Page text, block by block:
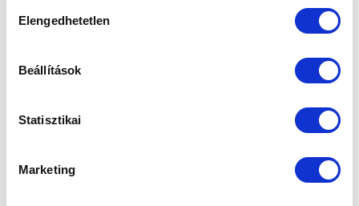
kiválasztása
Elengedhetetlen
Beállítások
Statisztikai
Marketing